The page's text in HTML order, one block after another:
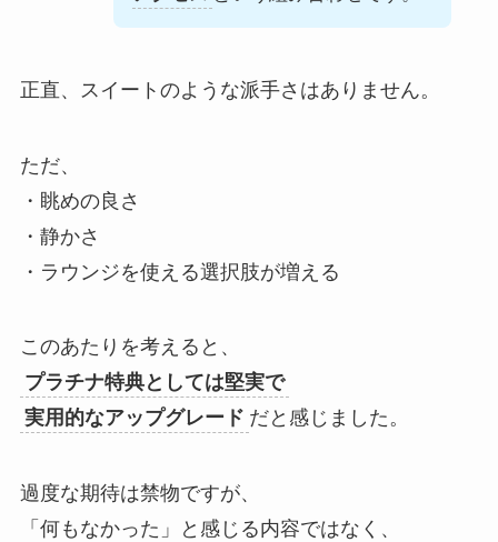
正直、スイートのような派手さはありません。
ただ、
・眺めの良さ
・静かさ
・ラウンジを使える選択肢が増える
このあたりを考えると、
プラチナ特典としては堅実で
実用的なアップグレード だと感じました。
過度な期待は禁物ですが、
「何もなかった」と感じる内容ではなく、